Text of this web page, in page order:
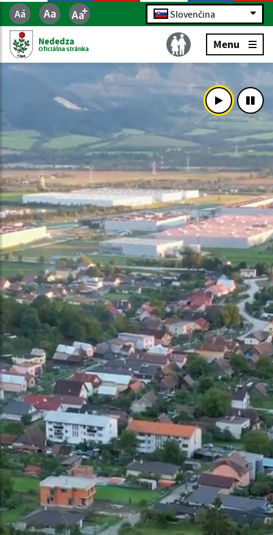
Slovenčina
Nededza
Oficiálna stránka Menu